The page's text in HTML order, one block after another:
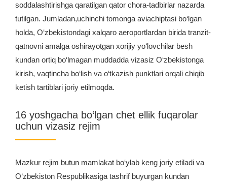
soddalashtirishga qaratilgan qator chora-tadbirlar nazarda
tutilgan. Jumladan,uchinchi tomonga aviachiptasi bo‘lgan
holda, O‘zbekistondagi xalqaro aeroportlardan birida tranzit-
qatnovni amalga oshirayotgan xorijiy yo‘lovchilar besh
kundan ortiq bo‘lmagan muddadda vizasiz O‘zbekistonga
kirish, vaqtincha bo‘lish va o‘tkazish punktlari orqali chiqib
ketish tartiblari joriy etilmoqda.
16 yoshgacha bo‘lgan chet ellik fuqarolar
uchun vizasiz rejim
Mazkur rejim butun mamlakat bo‘ylab keng joriy etiladi va
O‘zbekiston Respublikasiga tashrif buyurgan kundan